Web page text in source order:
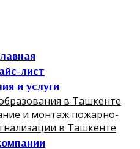
лист
и услуги
в Ташкенте
и монтаж пожарно-
в Ташкенте